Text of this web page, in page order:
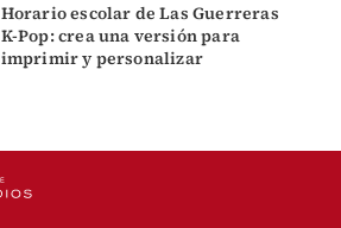
Horario escolar de Las Guerreras
K-Pop: crea una versión para
imprimir y personalizar